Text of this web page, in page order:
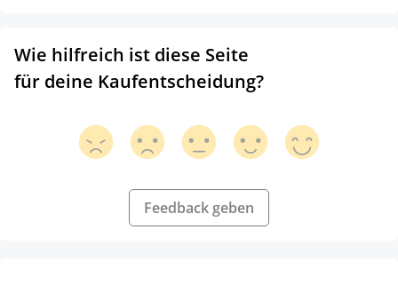
Wie hilfreich ist diese Seite
für deine Kaufentscheidung?
Feedback geben